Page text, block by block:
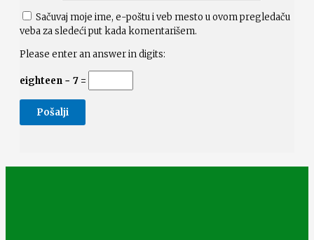
Sačuvaj moje ime, e-poštu i veb mesto u ovom pregledaču
veba za sledeći put kada komentarišem.
Please enter an answer in digits:
eighteen − 7 =